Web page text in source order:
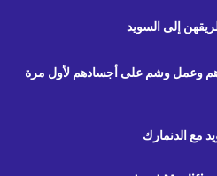
إلى السويد
وعمل وشم على أجسادهم لأول مرة
مع الدنمارك